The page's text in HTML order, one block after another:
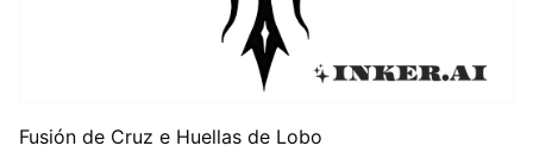
Fusión de Cruz e Huellas de Lobo